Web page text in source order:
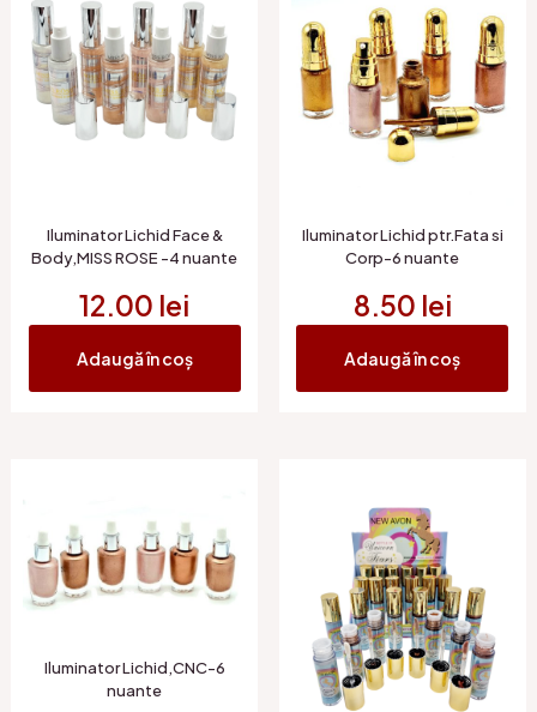
Iluminator Lichid Face &
Body,MISS ROSE -4 nuante
12.00 lei
Adaugă în coș
Iluminator Lichid ptr.Fata si
Corp-6 nuante
8.50 lei
Adaugă în coș
Iluminator Lichid,CNC-6
nuante